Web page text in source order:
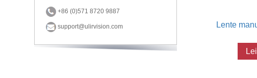
Lente
+86 (0)571 8720 9887
support@ulirvision.com